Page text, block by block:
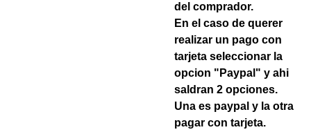
del comprador.
En el caso de querer
realizar un pago con
tarjeta seleccionar la
opcion "Paypal" y ahi
saldran 2 opciones.
Una es paypal y la otra
pagar con tarjeta.